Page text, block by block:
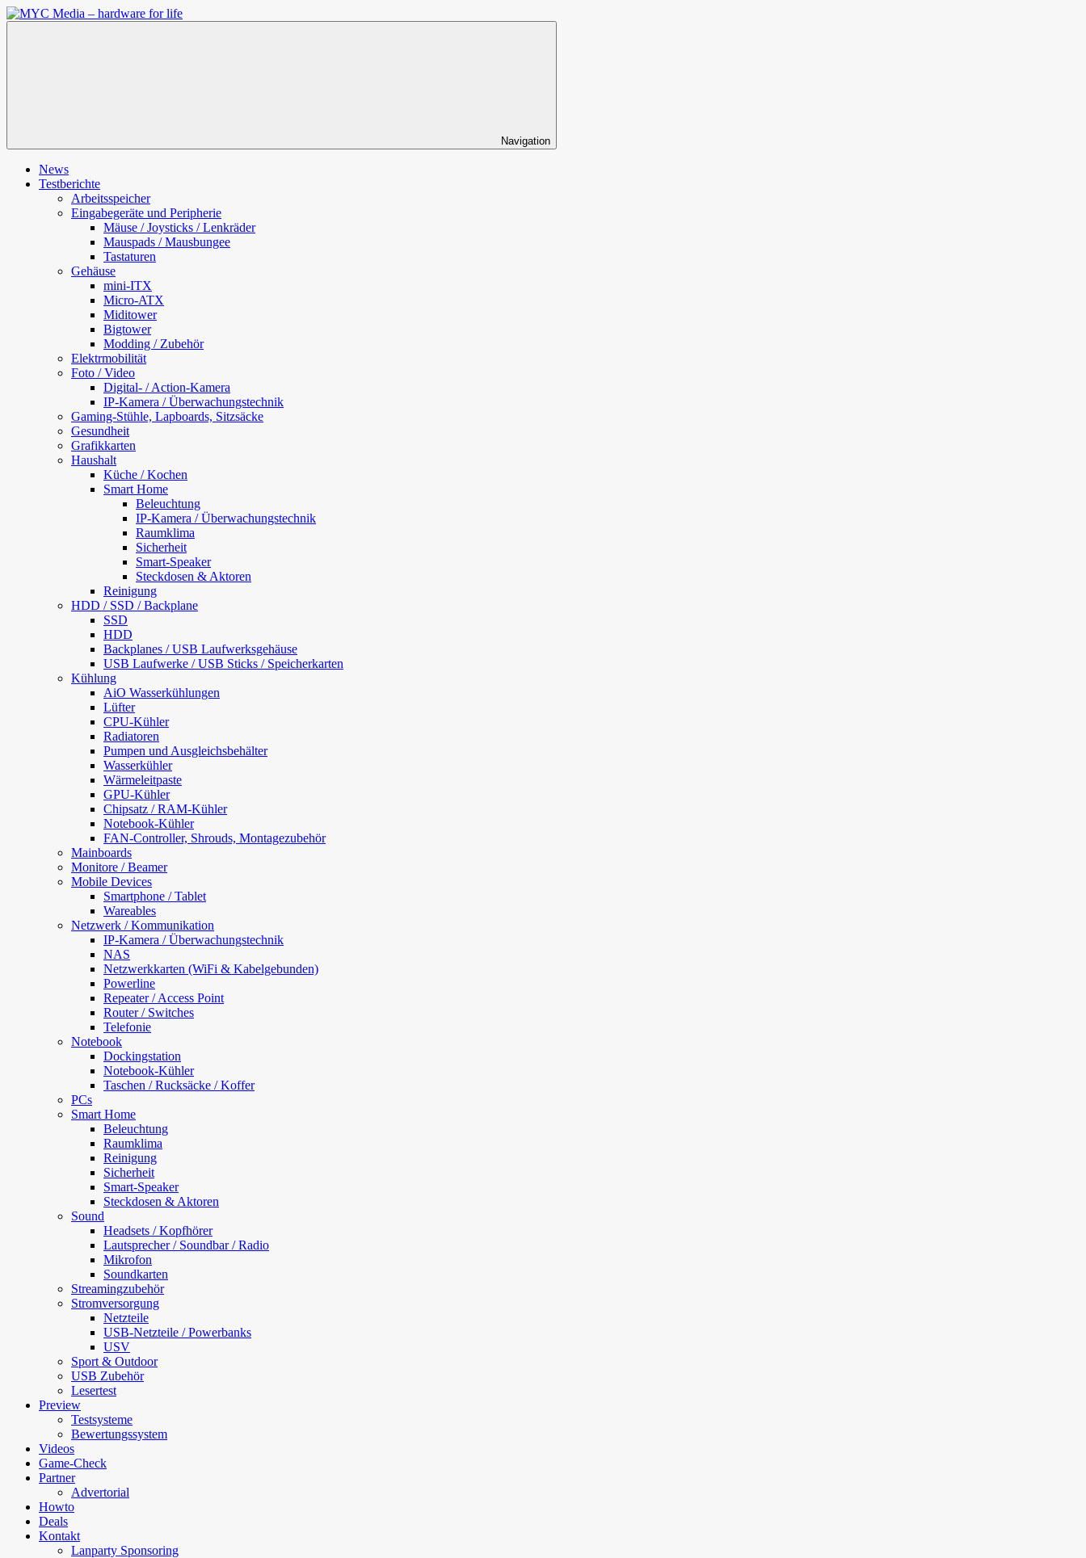
Zum
Inhalt
Navigation
News
Testberichte
Arbeitsspeicher
Eingabegeräte und Peripherie
Mäuse / Joysticks / Lenkräder
Mauspads / Mausbungee
Tastaturen
Gehäuse
mini-ITX
Micro-ATX
Miditower
Bigtower
Modding / Zubehör
Elektrmobilität
Foto / Video
Digital- / Action-Kamera
IP-Kamera / Überwachungstechnik
Gaming-Stühle, Lapboards, Sitzsäcke
Gesundheit
Grafikkarten
Haushalt
Küche / Kochen
Smart Home
Beleuchtung
IP-Kamera / Überwachungstechnik
Raumklima
Sicherheit
Smart-Speaker
Steckdosen & Aktoren
Reinigung
HDD / SSD / Backplane
SSD
HDD
Backplanes / USB Laufwerksgehäuse
USB Laufwerke / USB Sticks / Speicherkarten
Kühlung
AiO Wasserkühlungen
Lüfter
CPU-Kühler
Radiatoren
Pumpen und Ausgleichsbehälter
Wasserkühler
Wärmeleitpaste
GPU-Kühler
Chipsatz / RAM-Kühler
Notebook-Kühler
FAN-Controller, Shrouds, Montagezubehör
Mainboards
Monitore / Beamer
Mobile Devices
Smartphone / Tablet
Wareables
Netzwerk / Kommunikation
IP-Kamera / Überwachungstechnik
NAS
Netzwerkkarten (WiFi & Kabelgebunden)
Powerline
Repeater / Access Point
Router / Switches
Telefonie
Notebook
Dockingstation
Notebook-Kühler
Taschen / Rucksäcke / Koffer
PCs
Smart Home
Beleuchtung
Raumklima
Reinigung
Sicherheit
Smart-Speaker
Steckdosen & Aktoren
Sound
Headsets / Kopfhörer
Lautsprecher / Soundbar / Radio
Mikrofon
Soundkarten
Streamingzubehör
Stromversorgung
Netzteile
USB-Netzteile / Powerbanks
USV
Sport & Outdoor
USB Zubehör
Lesertest
Preview
Testsysteme
Bewertungssystem
Videos
Game-Check
Partner
Advertorial
Howto
Deals
Kontakt
Lanparty Sponsoring